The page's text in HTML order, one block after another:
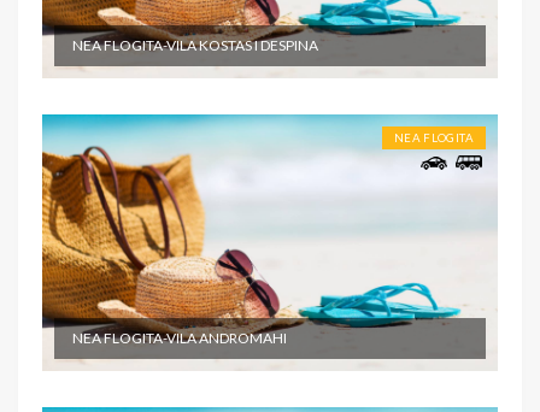
NEA FLOGITA-VILA KOSTAS I DESPINA
NEA FLOGITA
NEA FLOGITA-VILA ANDROMAHI